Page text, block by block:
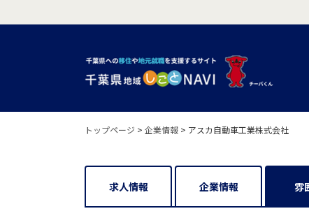
トップページ > 企業情報 > アスカ自動車工業株式会社
求人情報 企業情報 雰